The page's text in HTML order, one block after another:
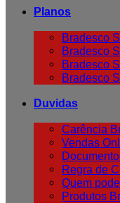
Planos
Bradesco
Bradesco
Bradesco
Bradesco
Duvidas
Carência
Vendas
Regra de
Quem
Produtos